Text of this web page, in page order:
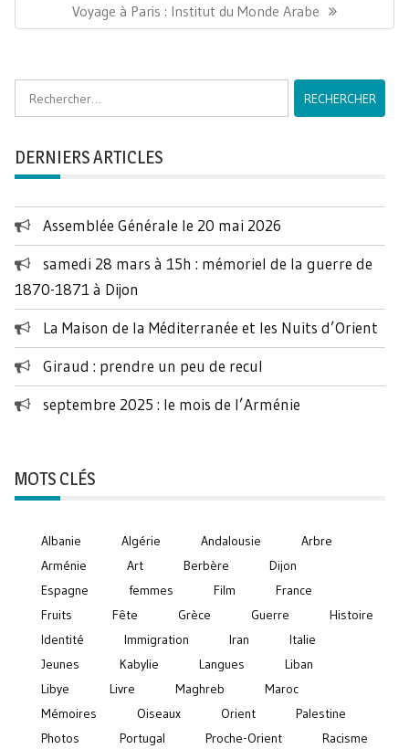
Next
post:
Voyage à Paris : Institut du Monde Arabe
Rechercher :
DERNIERS ARTICLES
Assemblée Générale le 20 mai 2026
samedi 28 mars à 15h : mémoriel de la guerre de
1870-1871 à Dijon
La Maison de la Méditerranée et les Nuits d’Orient
Giraud : prendre un peu de recul
septembre 2025 : le mois de l’Arménie
MOTS CLÉS
Albanie Algérie Andalousie
Arbre
Arménie
Art Berbère
Dijon
Espagne
femmes Film
France
Fruits
Fête Grèce Guerre
Histoire
Identité
Immigration Iran
Italie
Jeunes
Kabylie Langues
Liban
Libye
Livre Maghreb
Maroc
Mémoires
Oiseaux Orient
Palestine
Photos
Portugal Proche-Orient Racisme